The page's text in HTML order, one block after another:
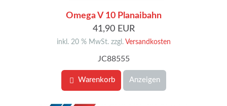
Omega V 10 Planaibahn
41,90 EUR
inkl. 20 % MwSt. zzgl. Versandkosten
JC88555
Warenkorb Anzeigen